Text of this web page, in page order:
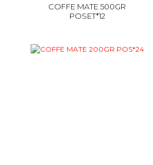
COFFE MATE 500GR
POSET*12